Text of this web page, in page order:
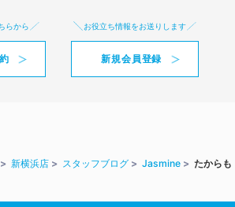
らから お役立ち情報をお送りします
新規会員登録
新横浜店 スタッフブログ Jasmine
たからも